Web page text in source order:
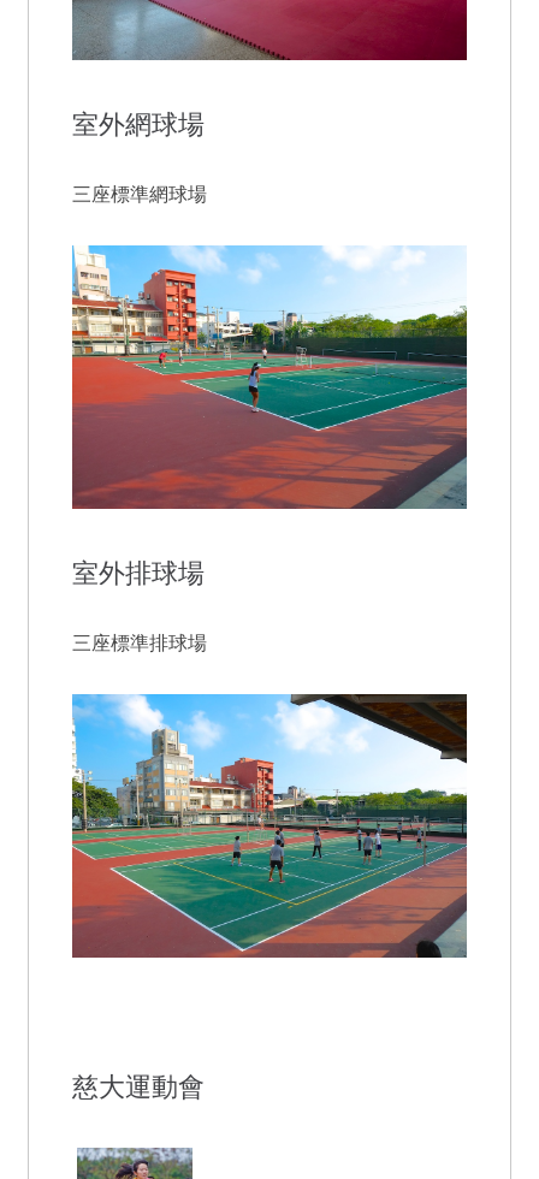
室外網球場
三座標準網球場
室外排球場
三座標準排球場
慈大運動會